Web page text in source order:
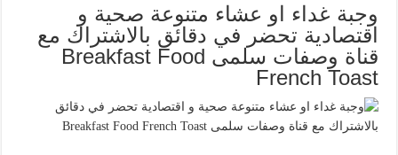
وجبة غداء او عشاء متنوعة صحية و
اقتصادية تحضر في دقائق بالاشتراك مع
قناة وصفات سلمى Breakfast Food
French Toast